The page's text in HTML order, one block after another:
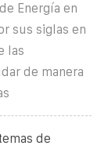
Energía en
sus siglas en
las
de manera
de